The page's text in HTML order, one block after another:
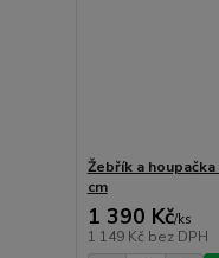
Žebřík a
cm
1 390 Kč/ks
1 149 Kč bez DPH